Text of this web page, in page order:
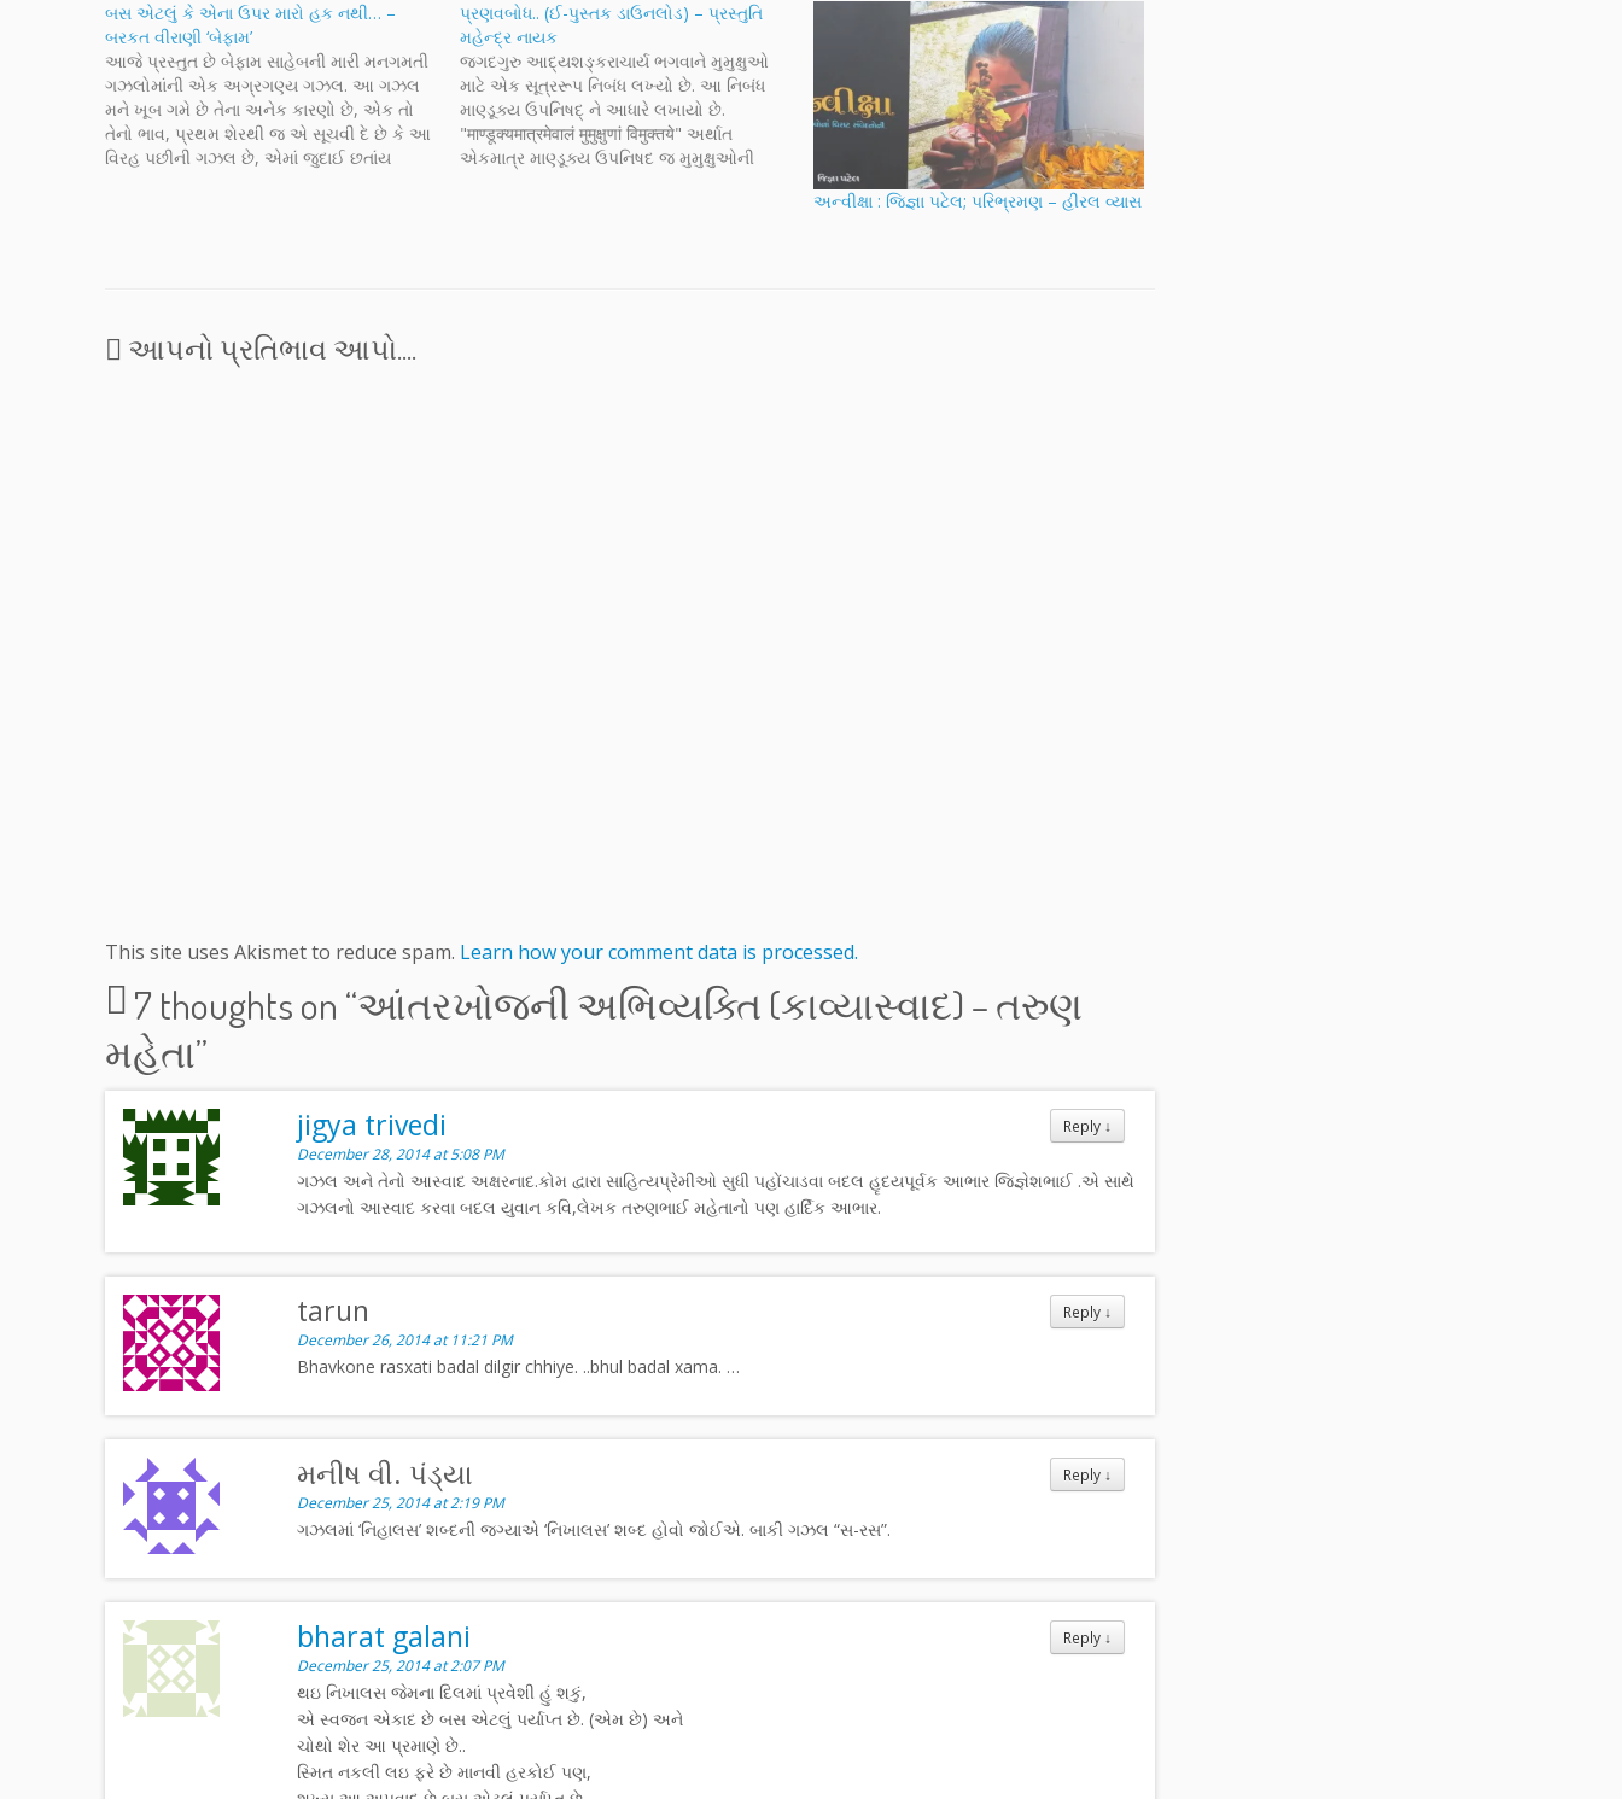
બસ એટલું કે એના ઉપર મારો હક નથી… –
બરકત વીરાણી ‘બેફામ’
આજે પ્રસ્તુત છે બેફામ સાહેબની મારી મનગમતી
ગઝલોમાંની એક અગ્રગણ્ય ગઝલ. આ ગઝલ
મને ખૂબ ગમે છે તેના અનેક કારણો છે, એક તો
તેનો ભાવ, પ્રથમ શેરથી જ એ સૂચવી દે છે કે આ
વિરહ પછીની ગઝલ છે, એમાં જુદાઈ છતાંય
પ્રણવબોધ.. (ઈ-પુસ્તક ડાઉનલોડ) – પ્રસ્તુતિ
મહેન્દ્ર નાયક
જગદગુરુ આદ્યશઙ્કરાચાર્ય ભગવાને મુમુક્ષુઓ
માટે એક સૂત્રરૂપ નિબંધ લખ્યો છે. આ નિબંધ
માણ્ડૂક્ય ઉપનિષદ્ ને આધારે લખાયો છે.
"माण्डूक्यमात्रमेवालं मुमुक्षुणां विमुक्तये" અર્થાત
એકમાત્ર માણ્ડૂક્ય ઉપનિષદ જ મુમુક્ષુઓની
અન્વીક્ષા : જિજ્ઞા પટેલ; પરિભ્રમણ – હીરલ વ્યાસ
આપનો પ્રતિભાવ આપો....
This site uses Akismet to reduce spam. Learn how your comment data is processed.
7 thoughts on “આંતરખોજની અભિવ્યક્તિ (કાવ્યાસ્વાદ) – તરુણ
મહેતા”
Reply ↓
jigya trivedi
December 28, 2014 at 5:08 PM
ગઝલ અને તેનો આસ્વાદ અક્ષરનાદ.કોમ દ્વારા સાહિત્યપ્રેમીઓ સુધી પહોંચાડવા બદલ હૃદયપૂર્વક આભાર જિજ્ઞેશભાઈ .એ સાથે
ગઝલનો આસ્વાદ કરવા બદલ યુવાન કવિ,લેખક તરુણભાઈ મહેતાનો પણ હાર્દિક આભાર.
Reply ↓
tarun
December 26, 2014 at 11:21 PM
Bhavkone rasxati badal dilgir chhiye. ..bhul badal xama. …
Reply ↓
મનીષ વી. પંડ્યા
December 25, 2014 at 2:19 PM
ગઝલમાં ‘નિહાલસ’ શબ્દની જગ્યાએ ‘નિખાલસ’ શબ્દ હોવો જોઈએ. બાકી ગઝલ “સ-રસ”.
Reply ↓
bharat galani
December 25, 2014 at 2:07 PM
થઇ નિખાલસ જેમના દિલમાં પ્રવેશી હું શકું,
એ સ્વજન એકાદ છે બસ એટલું પર્યાપ્ત છે. (એમ છે) અને
ચોથો શેર આ પ્રમાણે છે..
સ્મિત નકલી લઇ ફરે છે માનવી હરકોઈ પણ,